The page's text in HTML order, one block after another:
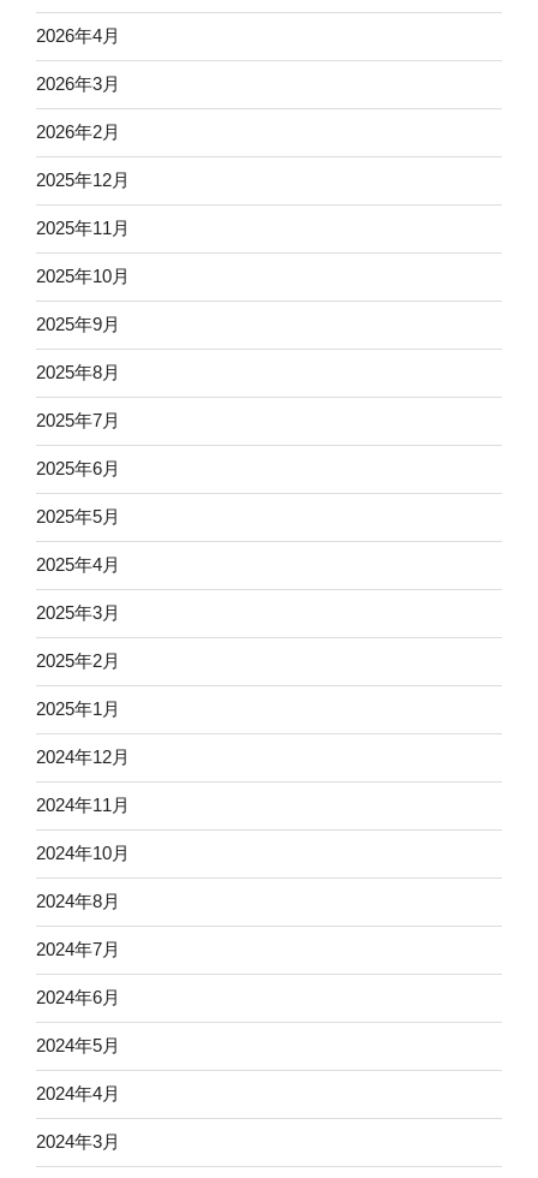
2026年4月
2026年3月
2026年2月
2025年12月
2025年11月
2025年10月
2025年9月
2025年8月
2025年7月
2025年6月
2025年5月
2025年4月
2025年3月
2025年2月
2025年1月
2024年12月
2024年11月
2024年10月
2024年8月
2024年7月
2024年6月
2024年5月
2024年4月
2024年3月